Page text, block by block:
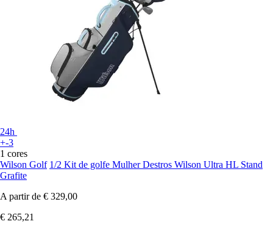
24h
+-3
1 cores
Wilson Golf 1/2 Kit de golfe Mulher Destros Wilson Ultra HL Stand
Grafite
A partir de € 329,00
€ 265,21